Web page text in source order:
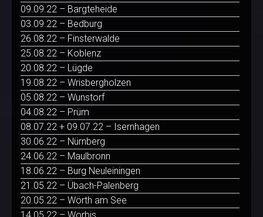
09.09.22 – Bargteheide
03.09.22 – Bedburg
26.08.22 – Finsterwalde
25.08.22 – Koblenz
20.08.22 – Lügde
19.08.22 – Wrisbergholzen
05.08.22 – Wunstorf
04.08.22 – Prüm
08.07.22 + 09.07.22 – Isernhagen
30.06.22 – Nürnberg
24.06.22 – Maulbronn
18.06.22 – Burg Neuleiningen
21.05.22 – Übach-Palenberg
20.05.22 – Wörth am See